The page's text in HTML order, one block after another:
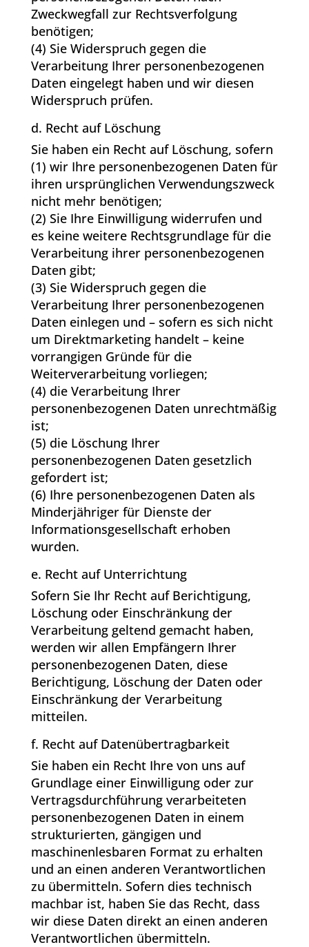
Zweckwegfall zur Rechtsverfolgung
benötigen;
(4) Sie Widerspruch gegen die
Verarbeitung Ihrer personenbezogenen
Daten eingelegt haben und wir diesen
Widerspruch prüfen.
d. Recht auf Löschung
Sie haben ein Recht auf Löschung, sofern
(1) wir Ihre personenbezogenen Daten für
ihren ursprünglichen Verwendungszweck
nicht mehr benötigen;
(2) Sie Ihre Einwilligung widerrufen und
es keine weitere Rechtsgrundlage für die
Verarbeitung ihrer personenbezogenen
Daten gibt;
(3) Sie Widerspruch gegen die
Verarbeitung Ihrer personenbezogenen
Daten einlegen und – sofern es sich nicht
um Direktmarketing handelt – keine
vorrangigen Gründe für die
Weiterverarbeitung vorliegen;
(4) die Verarbeitung Ihrer
personenbezogenen Daten unrechtmäßig
ist;
(5) die Löschung Ihrer
personenbezogenen Daten gesetzlich
gefordert ist;
(6) Ihre personenbezogenen Daten als
Minderjähriger für Dienste der
Informationsgesellschaft erhoben
wurden.
e. Recht auf Unterrichtung
Sofern Sie Ihr Recht auf Berichtigung,
Löschung oder Einschränkung der
Verarbeitung geltend gemacht haben,
werden wir allen Empfängern Ihrer
personenbezogenen Daten, diese
Berichtigung, Löschung der Daten oder
Einschränkung der Verarbeitung
mitteilen.
f. Recht auf Datenübertragbarkeit
Sie haben ein Recht Ihre von uns auf
Grundlage einer Einwilligung oder zur
Vertragsdurchführung verarbeiteten
personenbezogenen Daten in einem
strukturierten, gängigen und
maschinenlesbaren Format zu erhalten
und an einen anderen Verantwortlichen
zu übermitteln. Sofern dies technisch
machbar ist, haben Sie das Recht, dass
wir diese Daten direkt an einen anderen
Verantwortlichen übermitteln.